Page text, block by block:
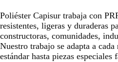
Poliéster Capisur trabaja con
resistentes, ligeras y duraderas
constructoras, comunidades,
Nuestro trabajo se adapta a
estándar hasta piezas especiales